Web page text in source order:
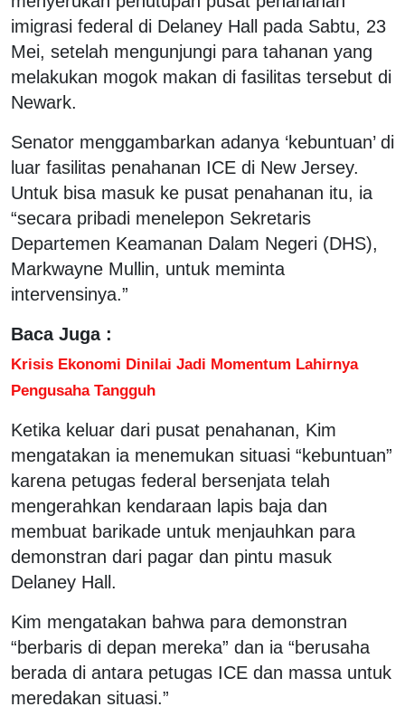
imigrasi federal di Delaney Hall pada Sabtu, 23
Mei, setelah mengunjungi para tahanan yang
melakukan mogok makan di fasilitas tersebut di
Newark.
Senator menggambarkan adanya ‘kebuntuan’ di
luar fasilitas penahanan ICE di New Jersey.
Untuk bisa masuk ke pusat penahanan itu, ia
“secara pribadi menelepon Sekretaris
Departemen Keamanan Dalam Negeri (DHS),
Markwayne Mullin, untuk meminta
intervensinya.”
Baca Juga :
Krisis Ekonomi Dinilai Jadi Momentum Lahirnya
Pengusaha Tangguh
Ketika keluar dari pusat penahanan, Kim
mengatakan ia menemukan situasi “kebuntuan”
karena petugas federal bersenjata telah
mengerahkan kendaraan lapis baja dan
membuat barikade untuk menjauhkan para
demonstran dari pagar dan pintu masuk
Delaney Hall.
Kim mengatakan bahwa para demonstran
“berbaris di depan mereka” dan ia “berusaha
berada di antara petugas ICE dan massa untuk
meredakan situasi.”